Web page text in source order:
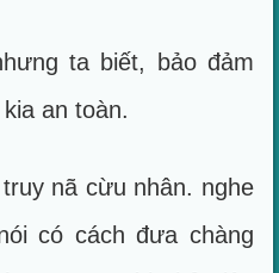
ta biết, bảo đảm
an toàn.
nã cừu nhân. nghe
có cách đưa chàng